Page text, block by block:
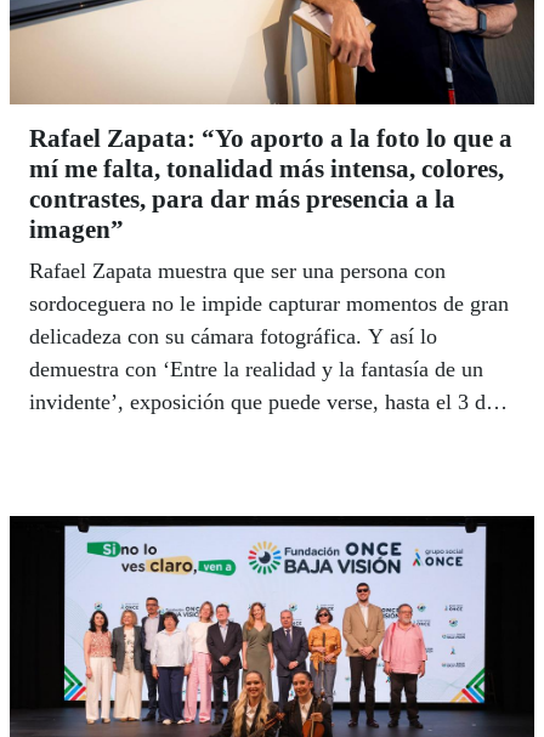
Rafael Zapata: “Yo aporto a la foto lo que a
mí me falta, tonalidad más intensa, colores,
contrastes, para dar más presencia a la
imagen”
Rafael Zapata muestra que ser una persona con
sordoceguera no le impide capturar momentos de gran
delicadeza con su cámara fotográfica. Y así lo
demuestra con ‘Entre la realidad y la fantasía de un
invidente’, exposición que puede verse, hasta el 3 de